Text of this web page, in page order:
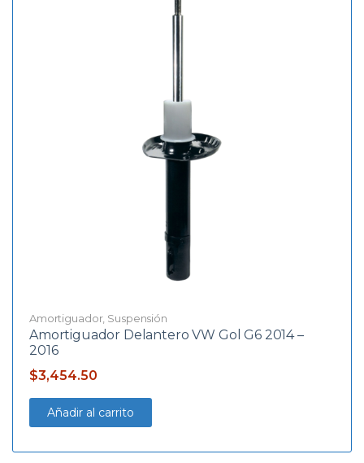
Amortiguador, Suspensión
Amortiguador Delantero VW Gol G6 2014 –
2016
$3,454.50
Añadir al carrito